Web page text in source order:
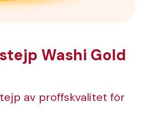
Washi Gold
av proffskvalitet för